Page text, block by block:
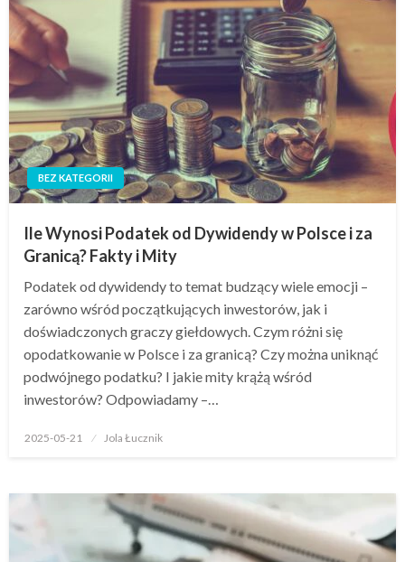
BEZ KATEGORII
Ile Wynosi Podatek od Dywidendy w Polsce i za
Granicą? Fakty i Mity
Podatek od dywidendy to temat budzący wiele emocji –
zarówno wśród początkujących inwestorów, jak i
doświadczonych graczy giełdowych. Czym różni się
opodatkowanie w Polsce i za granicą? Czy można uniknąć
podwójnego podatku? I jakie mity krążą wśród
inwestorów? Odpowiadamy –…
Opublikowane
2025-05-21 Jola Łucznik